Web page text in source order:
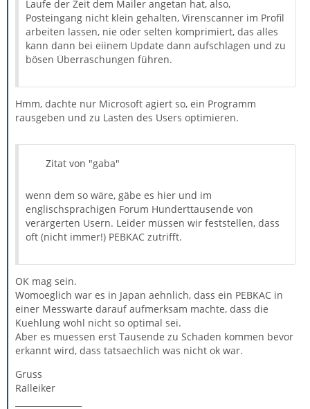
Laufe der Zeit dem Mailer angetan hat, also,
Posteingang nicht klein gehalten, Virenscanner im Profil
arbeiten lassen, nie oder selten komprimiert, das alles
kann dann bei eiinem Update dann aufschlagen und zu
bösen Überraschungen führen.
Hmm, dachte nur Microsoft agiert so, ein Programm
rausgeben und zu Lasten des Users optimieren.
Zitat von "gaba"
wenn dem so wäre, gäbe es hier und im
englischsprachigen Forum Hunderttausende von
verärgerten Usern. Leider müssen wir feststellen, dass
oft (nicht immer!) PEBKAC zutrifft.
OK mag sein.
Womoeglich war es in Japan aehnlich, dass ein PEBKAC in
einer Messwarte darauf aufmerksam machte, dass die
Kuehlung wohl nicht so optimal sei.
Aber es muessen erst Tausende zu Schaden kommen bevor
erkannt wird, dass tatsaechlich was nicht ok war.
Gruss
Ralleiker